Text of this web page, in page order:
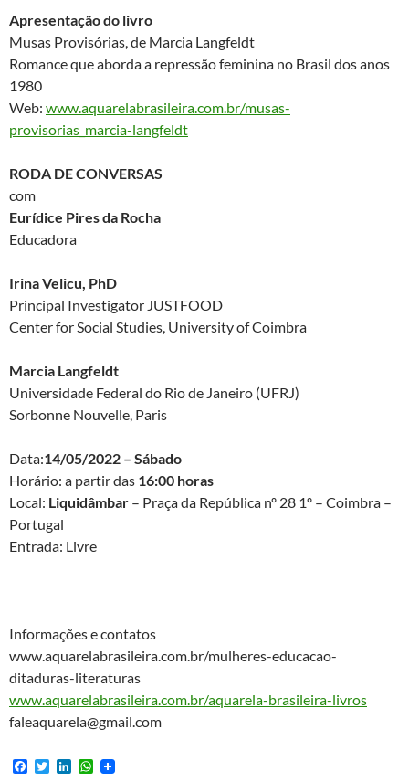
Apresentação do livro
Musas Provisórias, de Marcia Langfeldt
Romance que aborda a repressão feminina no Brasil dos anos
1980
Web: www.aquarelabrasileira.com.br/musas-
provisorias_marcia-langfeldt
RODA DE CONVERSAS
com
Eurídice Pires da Rocha
Educadora
Irina Velicu, PhD
Principal Investigator JUSTFOOD
Center for Social Studies, University of Coimbra
Marcia Langfeldt
Universidade Federal do Rio de Janeiro (UFRJ)
Sorbonne Nouvelle, Paris
Data:14/05/2022 – Sábado
Horário: a partir das 16:00 horas
Local: Liquidâmbar – Praça da República nº 28 1º – Coimbra –
Portugal
Entrada: Livre
Informações e contatos
www.aquarelabrasileira.com.br/mulheres-educacao-
ditaduras-literaturas
www.aquarelabrasileira.com.br/aquarela-brasileira-livros
faleaquarela@gmail.com
F
T
W